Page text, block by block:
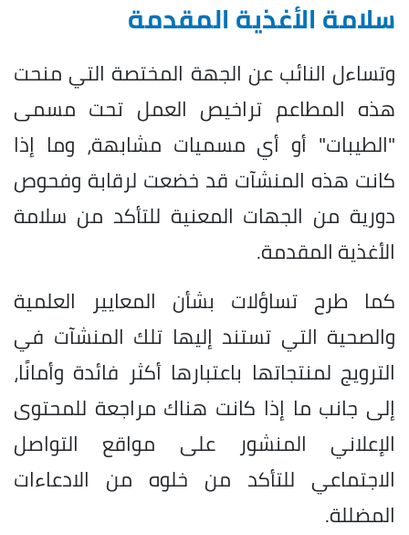
سلامة الأغذية المقدمة
وتساءل النائب عن الجهة المختصة التي منحت
هذه المطاعم تراخيص العمل تحت مسمى
"الطيبات" أو أي مسميات مشابهة، وما إذا
كانت هذه المنشآت قد خضعت لرقابة وفحوص
دورية من الجهات المعنية للتأكد من سلامة
الأغذية المقدمة.
كما طرح تساؤلات بشأن المعايير العلمية
والصحية التي تستند إليها تلك المنشآت في
الترويج لمنتجاتها باعتبارها أكثر فائدة وأمانًا،
إلى جانب ما إذا كانت هناك مراجعة للمحتوى
الإعلاني المنشور على مواقع التواصل
الاجتماعي للتأكد من خلوه من الادعاءات
المضللة.